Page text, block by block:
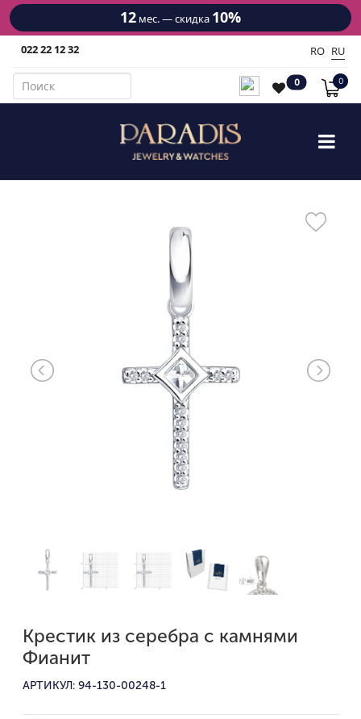
12 мес. — скидка 10%
022 22 12 32 RO RU
0 0
Крестик из серебра с камнями
Фианит
АРТИКУЛ: 94-130-00248-1